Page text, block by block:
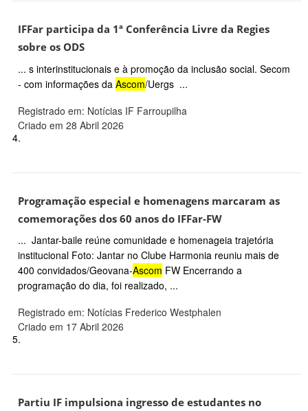
IFFar participa da 1ª Conferência Livre da Regies
sobre os ODS
... s interinstitucionais e à promoção da inclusão social. Secom
- com informações da Ascom/Uergs ...
Registrado em: Notícias IF Farroupilha
Criado em 28 Abril 2026
4.
Programação especial e homenagens marcaram as
comemorações dos 60 anos do IFFar-FW
... Jantar-baile reúne comunidade e homenageia trajetória
institucional Foto: Jantar no Clube Harmonia reuniu mais de
400 convidados/Geovana-Ascom FW Encerrando a
programação do dia, foi realizado, ...
Registrado em: Notícias Frederico Westphalen
Criado em 17 Abril 2026
5.
Partiu IF impulsiona ingresso de estudantes no